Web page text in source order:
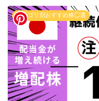
カテゴリ別おすすめ株◯選